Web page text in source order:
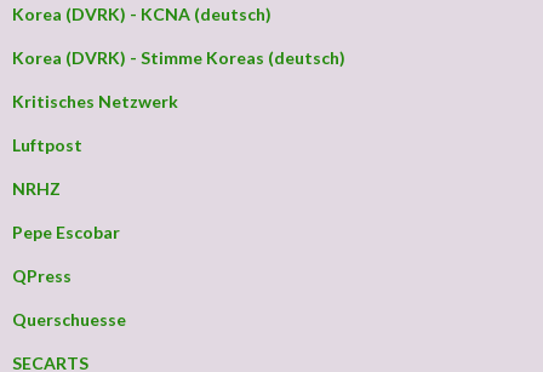
Korea (DVRK) - KCNA (deutsch)
Korea (DVRK) - Stimme Koreas (deutsch)
Kritisches Netzwerk
Luftpost
NRHZ
Pepe Escobar
QPress
Querschuesse
SECARTS